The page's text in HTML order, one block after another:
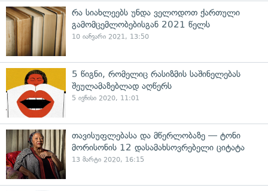
რა სიახლეებს უნდა ველოდოთ ქართული
გამომცემლობებისგან 2021 წელს
10 იანვარი 2021, 13:50
5 წიგნი, რომელიც რასიზმის საშინელებას
შეულამაზებლად აღწერს
5 ივნისი 2020, 11:01
თავისუფლებასა და მწერლობაზე — ტონი
მორისონის 12 დასამახსოვრებელი ციტატა
13 მარტი 2020, 16:15